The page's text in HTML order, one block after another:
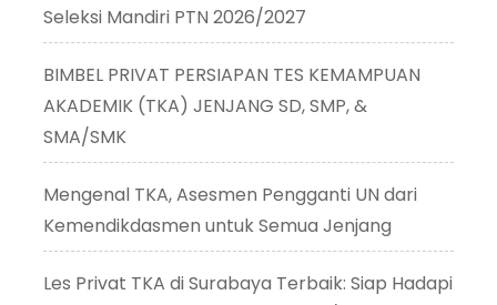
Seleksi Mandiri PTN 2026/2027
BIMBEL PRIVAT PERSIAPAN TES KEMAMPUAN
AKADEMIK (TKA) JENJANG SD, SMP, &
SMA/SMK
Mengenal TKA, Asesmen Pengganti UN dari
Kemendikdasmen untuk Semua Jenjang
Les Privat TKA di Surabaya Terbaik: Siap Hadapi